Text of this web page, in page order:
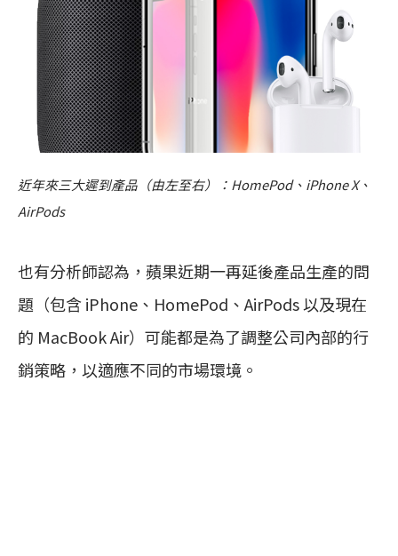
近年來三大遲到產品（由左至右）：HomePod、iPhone X、
AirPods
也有分析師認為，蘋果近期一再延後產品生產的問
題（包含 iPhone、HomePod、AirPods 以及現在
的 MacBook Air）可能都是為了調整公司內部的行
銷策略，以適應不同的市場環境。